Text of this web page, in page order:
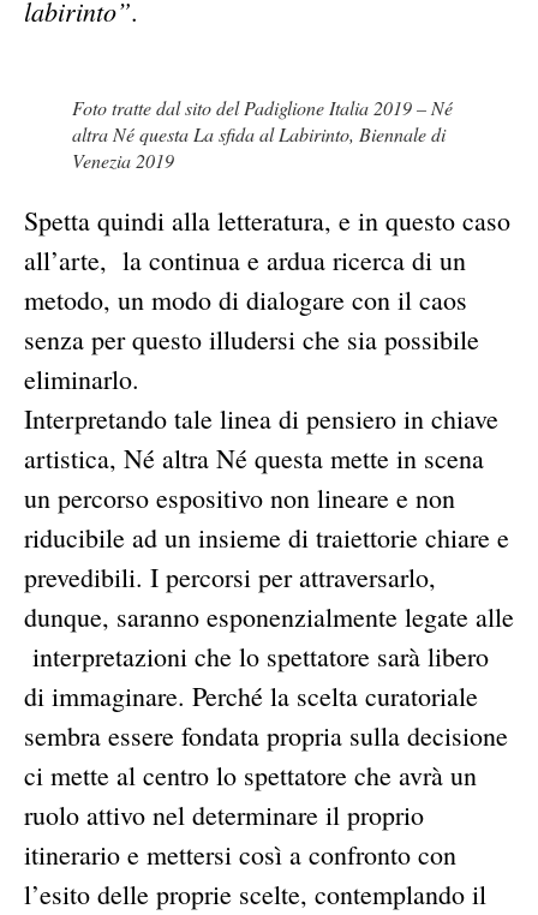
labirinto”.
Foto tratte dal sito del Padiglione Italia 2019 – Né
altra Né questa La sfida al Labirinto, Biennale di
Venezia 2019
Spetta quindi alla letteratura, e in questo caso
all’arte, la continua e ardua ricerca di un
metodo, un modo di dialogare con il caos
senza per questo illudersi che sia possibile
eliminarlo.
Interpretando tale linea di pensiero in chiave
artistica, Né altra Né questa mette in scena
un percorso espositivo non lineare e non
riducibile ad un insieme di traiettorie chiare e
prevedibili. I percorsi per attraversarlo,
dunque, saranno esponenzialmente legate alle
interpretazioni che lo spettatore sarà libero
di immaginare. Perché la scelta curatoriale
sembra essere fondata propria sulla decisione
ci mette al centro lo spettatore che avrà un
ruolo attivo nel determinare il proprio
itinerario e mettersi così a confronto con
l’esito delle proprie scelte, contemplando il